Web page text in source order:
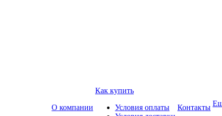
О компании
Как купить
Условия оплаты
Контакты